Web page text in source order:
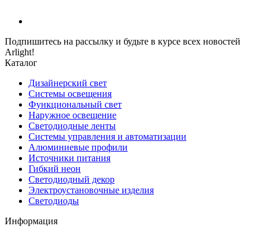
Подпишитесь на рассылку и будьте в курсе всех новостей
Arlight!
Каталог
Дизайнерский свет
Системы освещения
Функциональный свет
Наружное освещение
Светодиодные ленты
Системы управления и автоматизации
Алюминиевые профили
Источники питания
Гибкий неон
Светодиодный декор
Электроустановочные изделия
Светодиоды
Информация